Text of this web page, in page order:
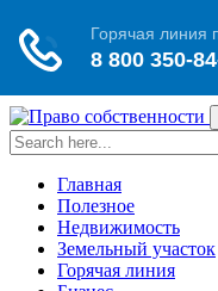
Главная
Полезное
Недвижимость
Земельный участок
Горячая линия